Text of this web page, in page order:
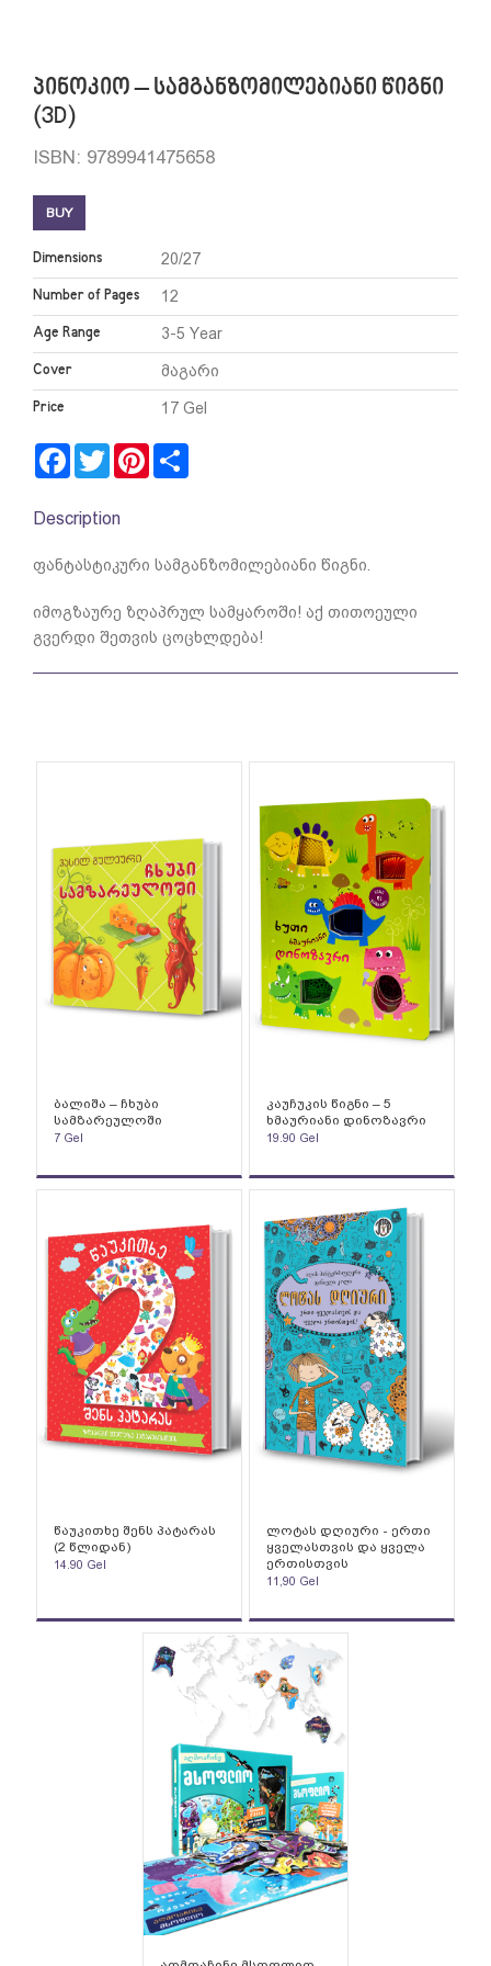
პინოკიო – სამგანზომილებიანი წიგნი
(3D)
ISBN: 9789941475658
BUY
Dimensions 20/27
Number of Pages 12
Age Range 3-5 Year
Cover მაგარი
Price 17 Gel
Facebook
TwitterPinterest
Description
ფანტასტიკური სამგანზომილებიანი წიგნი.
იმოგზაურე ზღაპრულ სამყაროში! აქ თითოეული
გვერდი შეთვის ცოცხლდება!
ბალიშა – ჩხუბი
სამზარეულოში
7 Gel
კაუჩუკის წიგნი – 5
ხმაურიანი დინოზავრი
19.90 Gel
წაუკითხე შენს პატარას
(2 წლიდან)
14.90 Gel
ლოტას დღიური - ერთი
ყველასთვის და ყველა
ერთისთვის
11,90 Gel